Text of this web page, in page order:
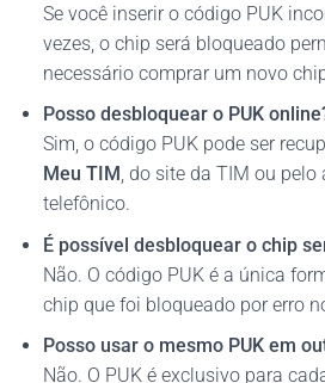
Se você inserir o código PUK
vezes, o chip será bloqueado
necessário comprar um novo
Posso desbloquear o PUK
Sim, o código PUK pode ser
Meu TIM, do site da TIM ou pelo
telefônico.
É possível desbloquear o chip
Não. O código PUK é a única
chip que foi bloqueado por erro
Posso usar o mesmo PUK em
Não. O PUK é exclusivo para